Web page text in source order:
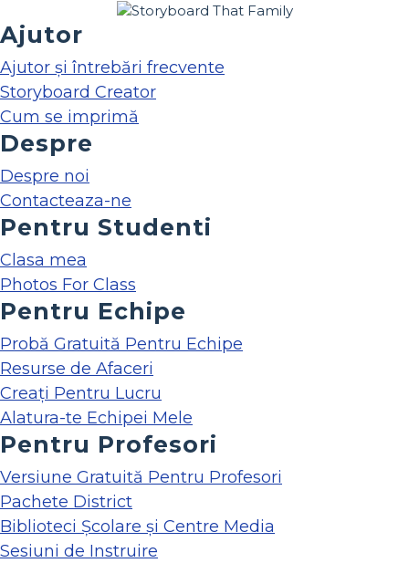
Ajutor
Ajutor și întrebări frecvente
Storyboard Creator
Cum se imprimă
Despre
Despre noi
Contacteaza-ne
Pentru Studenti
Clasa mea
Photos For Class
Pentru Echipe
Probă Gratuită Pentru Echipe
Resurse de Afaceri
Creați Pentru Lucru
Alatura-te Echipei Mele
Pentru Profesori
Versiune Gratuită Pentru Profesori
Pachete District
Biblioteci Școlare și Centre Media
Sesiuni de Instruire